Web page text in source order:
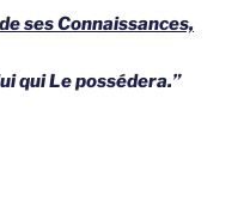
ses Connaissances,
qui Le possédera.”